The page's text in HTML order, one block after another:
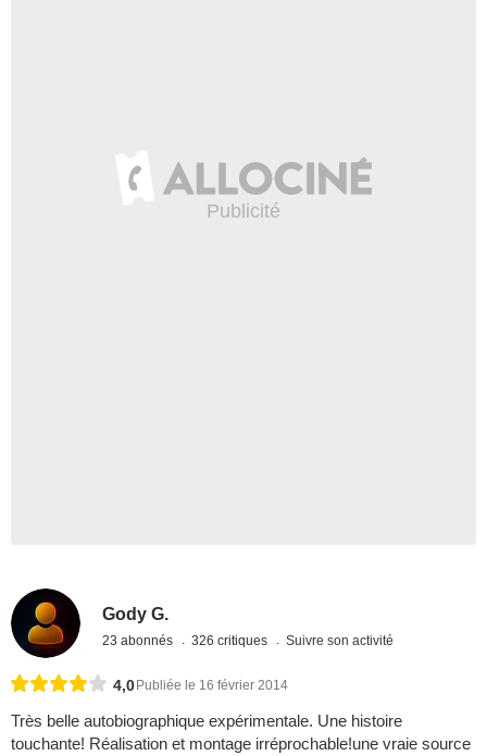
Gody G.
23 abonnés 326 critiques Suivre son activité
4,0 Publiée le 16 février 2014
Très belle autobiographique expérimentale. Une histoire
touchante! Réalisation et montage irréprochable!une vraie source